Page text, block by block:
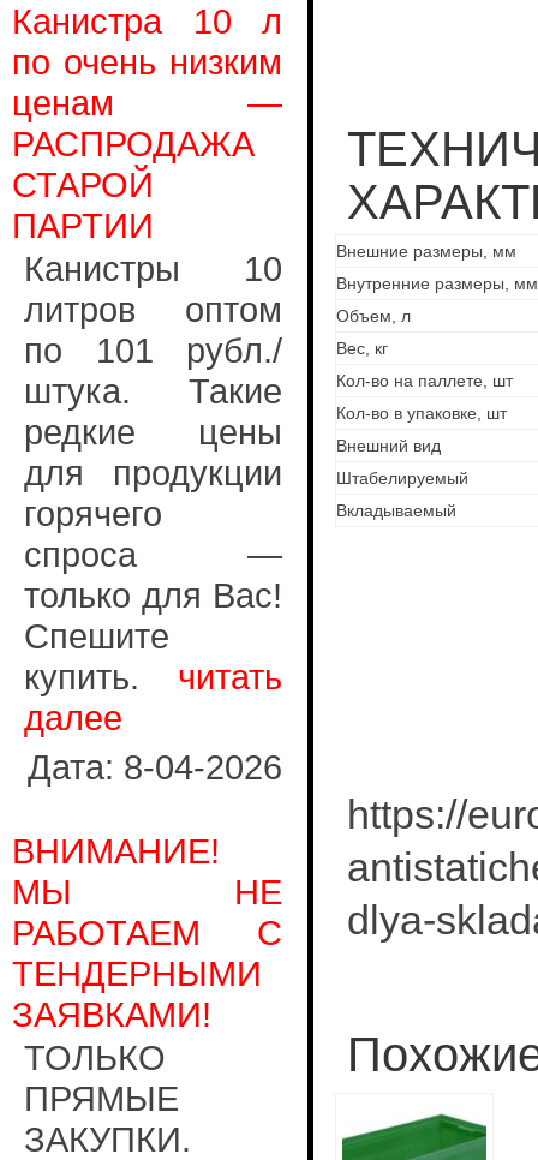
Канистра 10 л
по очень низким
ценам —
РАСПРОДАЖА
СТАРОЙ
ПАРТИИ
Канистры 10
литров оптом
по 101 рубл./
штука. Такие
редкие цены
для продукции
горячего
спроса —
только для Вас!
Спешите
купить. читать
далее
Дата: 8-04-2026
ВНИМАНИЕ!
МЫ НЕ
РАБОТАЕМ С
ТЕНДЕРНЫМИ
ЗАЯВКАМИ!
ТОЛЬКО
ПРЯМЫЕ
ЗАКУПКИ.
Внешние размеры, мм
Внутренние размеры, мм
Объем, л
Вес, кг
Кол-во на паллете, шт
Кол-во в упаковке, шт
Внешний вид
Штабелируемый
Вкладываемый
https://
dlya-